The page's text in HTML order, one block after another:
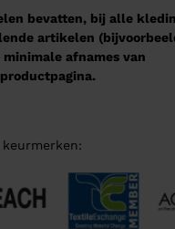
bevatten, bij alle
artikelen
minimale afnames van